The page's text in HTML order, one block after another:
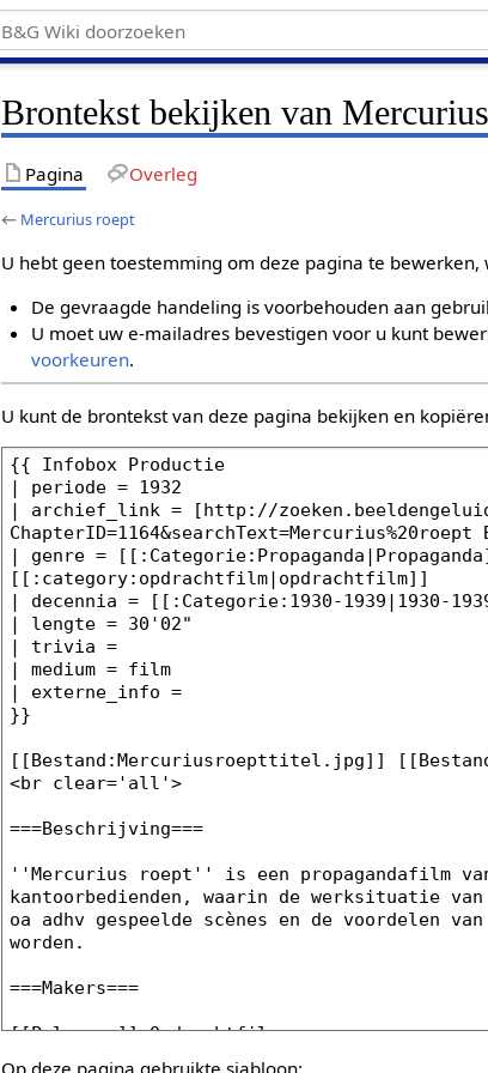
Brontekst bekijken van
Pagina Overleg
← Mercurius roept
U hebt geen toestemming om deze pagina te bewerken,
De gevraagde handeling is voorbehouden aan
U moet uw e-mailadres bevestigen voor u kunt
voorkeuren.
U kunt de brontekst van deze pagina bekijken en
Op deze pagina gebruikte sjabloon: